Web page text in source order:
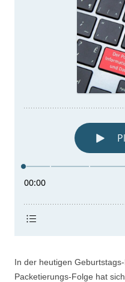
In der heutigen
Packetierungs-Folge hat